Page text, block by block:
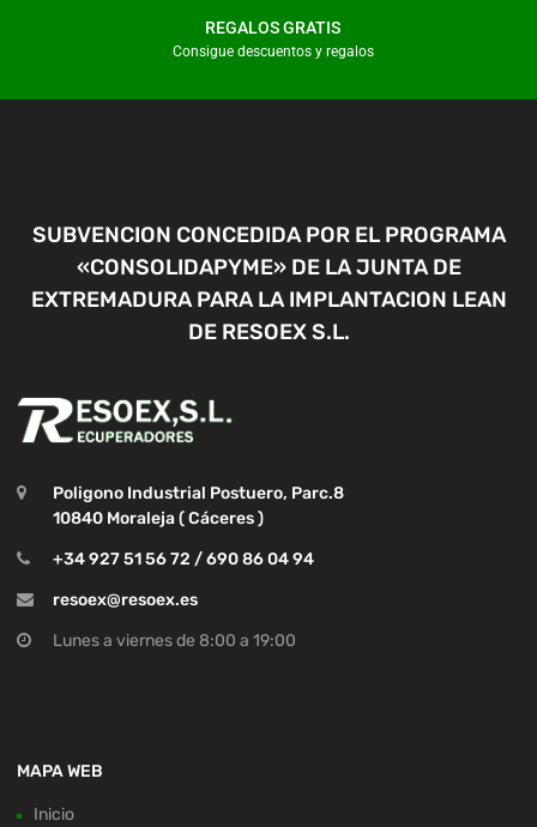
REGALOS GRATIS
Consigue descuentos y regalos
SUBVENCION CONCEDIDA POR EL PROGRAMA
«CONSOLIDAPYME» DE LA JUNTA DE
EXTREMADURA PARA LA IMPLANTACION LEAN
DE RESOEX S.L.
Poligono Industrial Postuero, Parc.8
10840 Moraleja ( Cáceres )
+34 927 51 56 72 / 690 86 04 94
resoex@resoex.es
Lunes a viernes de 8:00 a 19:00
MAPA WEB
Inicio